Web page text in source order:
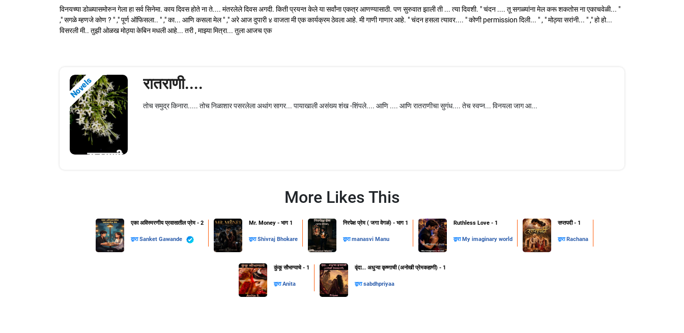
विनयच्या डोळ्यासमोरुन गेला हा सर्व सिनेमा. काय दिवस होते ना ते.... मंतरलेले दिवस अगदी. किती प्रयन्त केले या सर्वांना एकत्र आणण्यासाठी. पण सुरुवात झाली ती ... त्या दिवशी. " चंदन .... तू सगळ्यांना मेल करू शकतोस ना एकाचवेळी... "
," सगळे म्हणजे कोण ? " ," पूर्ण ऑफिसला.. " ," का... आणि कसला मेल " ," अरे आज दुपारी ४ वाजता मी एक कार्यक्रम ठेवला आहे. मी गाणी गाणार आहे. " चंदन हसला त्यावर.... " कोणी permission दिली... " , " मोठ्या सरांनी... " ," हो हो...
विसरली मी.. तुझी ओळख मोठ्या केबिन मधली आहे... तरी , माझ्या मित्रा... तुला आजच एक
Novels रातराणी....
तोच समुद्र किनारा..... तोच निळाशार पसरलेला अथांग सागर... पायाखाली असंख्य शंख -शिंपले.... आणि .... आणि रातराणीचा सुगंध.... तेच स्वप्न... विनयला जाग आ...
More Likes This
एका अविस्मरणीय प्रवासातील प्रेम - 2
द्वाराSanket Gawande
Mr. Money - भाग 1
द्वाराShivraj Bhokare
निरपेक्ष प्रेम ( जगा वेगळं) - भाग 1
द्वाराmanasvi Manu
Ruthless Love - 1
द्वारा My imaginary world
सप्तपदी - 1
द्वारा Rachana
कुंकू सौभाग्याचे - 1
द्वाराAnita
वृंदा... अधुऱ्या कृष्णाची (अनोखी प्रेमकहाणी) - 1
द्वाराsabdhpriyaa